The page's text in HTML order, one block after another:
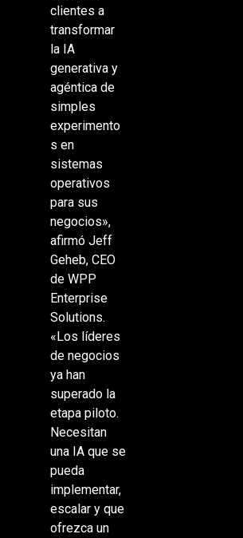
clientes a
transformar
la IA
generativa y
agéntica de
simples
experimento
s en
sistemas
operativos
para sus
negocios»,
afirmó Jeff
Geheb, CEO
de WPP
Enterprise
Solutions.
«Los líderes
de negocios
ya han
superado la
etapa piloto.
Necesitan
una IA que se
pueda
implementar,
escalar y que
ofrezca un